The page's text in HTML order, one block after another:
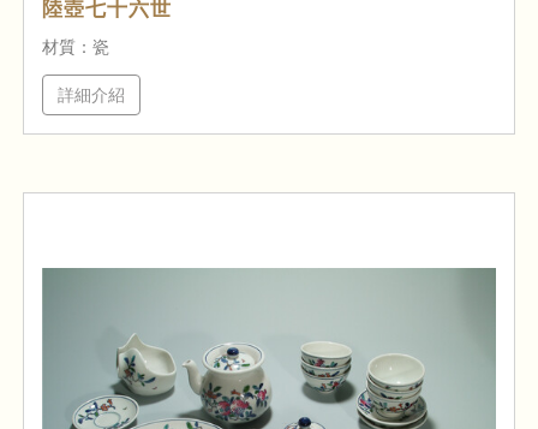
陸壺七十六世
材質：瓷
詳細介紹